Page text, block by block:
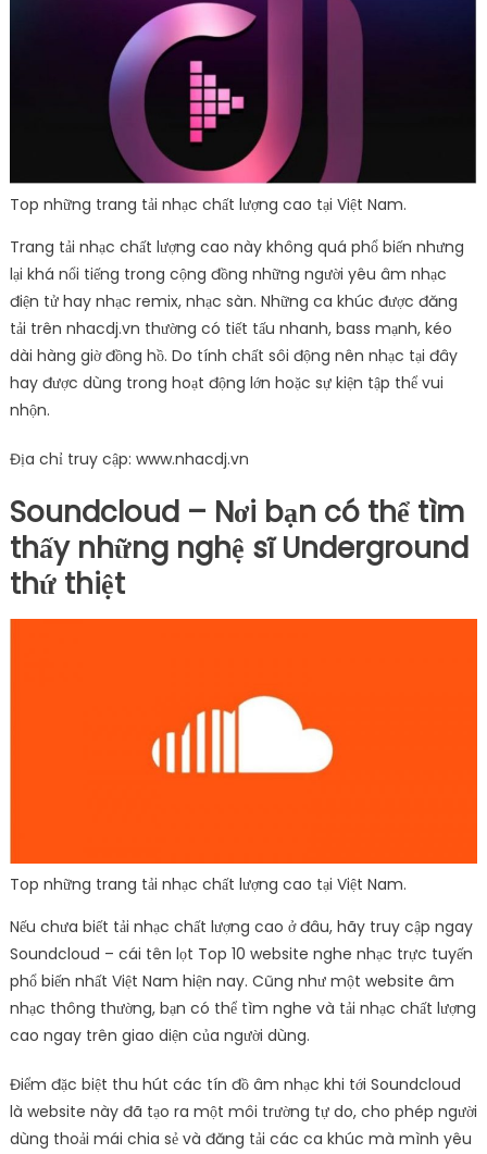
Top những trang tải nhạc chất lượng cao tại Việt Nam.
Trang tải nhạc chất lượng cao này không quá phổ biến nhưng
lại khá nổi tiếng trong cộng đồng những người yêu âm nhạc
điện tử hay nhạc remix, nhạc sàn. Những ca khúc được đăng
tải trên nhacdj.vn thường có tiết tấu nhanh, bass mạnh, kéo
dài hàng giờ đồng hồ. Do tính chất sôi động nên nhạc tại đây
hay được dùng trong hoạt động lớn hoặc sự kiện tập thể vui
nhộn.
Địa chỉ truy cập: www.nhacdj.vn
Soundcloud – Nơi bạn có thể tìm
thấy những nghệ sĩ Underground
thứ thiệt
Top những trang tải nhạc chất lượng cao tại Việt Nam.
Nếu chưa biết tải nhạc chất lượng cao ở đâu, hãy truy cập ngay
Soundcloud – cái tên lọt Top 10 website nghe nhạc trực tuyến
phổ biến nhất Việt Nam hiện nay. Cũng như một website âm
nhạc thông thường, bạn có thể tìm nghe và tải nhạc chất lượng
cao ngay trên giao diện của người dùng.
Điểm đặc biệt thu hút các tín đồ âm nhạc khi tới Soundcloud
là website này đã tạo ra một môi trường tự do, cho phép người
dùng thoải mái chia sẻ và đăng tải các ca khúc mà mình yêu